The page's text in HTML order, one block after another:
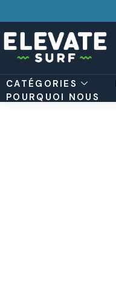
CATÉGORIES
POURQUOI NOUS